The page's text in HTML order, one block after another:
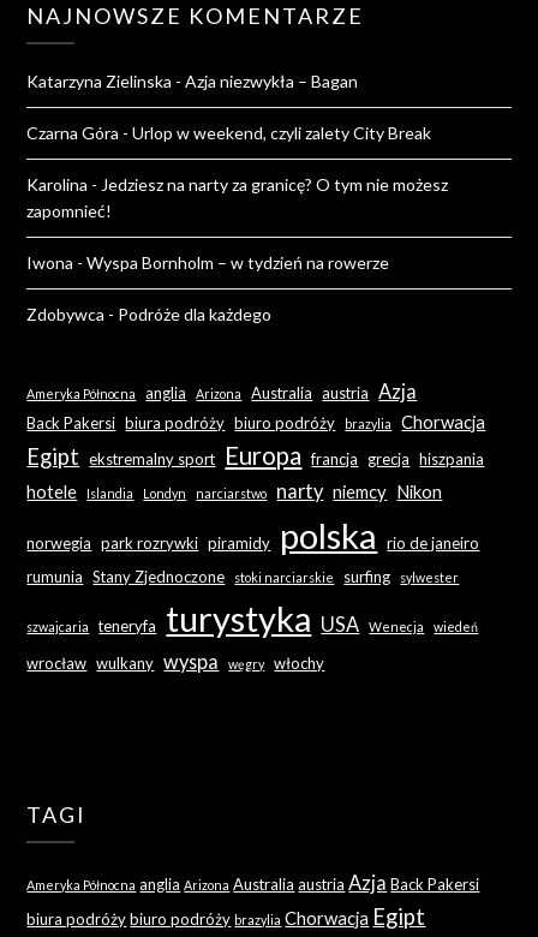
NAJNOWSZE KOMENTARZE
Katarzyna Zielinska -Azja niezwykła – Bagan
Czarna Góra -Urlop w weekend, czyli zalety City Break
Karolina - Jedziesz na narty za granicę? O tym nie możesz
zapomnieć!
Iwona -Wyspa Bornholm – w tydzień na rowerze
Zdobywca - Podróże dla każdego
Ameryka Północna anglia Arizona Australia austria Azja
Back Pakersi biura podróży biuro podróży brazylia Chorwacja
Egipt ekstremalny sport Europa francja grecja hiszpania
hotele Islandia Londyn narciarstwo narty niemcy Nikon
norwegia park rozrywki piramidy polska
rio de janeiro
rumunia Stany Zjednoczone stoki narciarskie surfing sylwester
szwajcaria teneryfa turystyka USA Wenecja wiedeń
wrocław wulkany wyspa węgry włochy
TAGI
Ameryka Północna anglia Arizona Australia austria Azja Back Pakersi
biura podróży biuro podróży brazylia Chorwacja Egipt